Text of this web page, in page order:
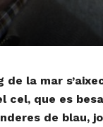
de la mar
cel, que es
de blau,